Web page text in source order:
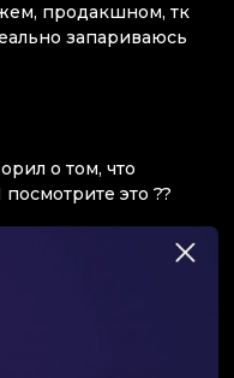
продакшном, тк
запариваюсь
о том, что
это ??